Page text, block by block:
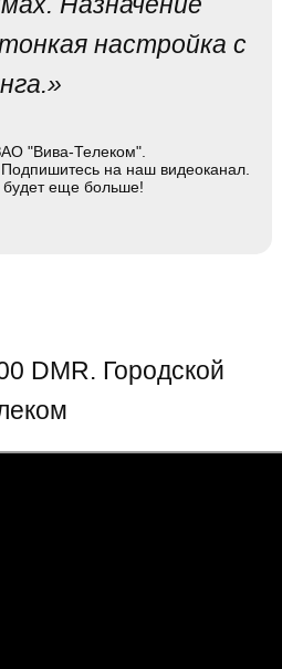
настройка с
"Вива-Телеком".
на наш видеоканал.
будет еще больше!
DMR. Городской